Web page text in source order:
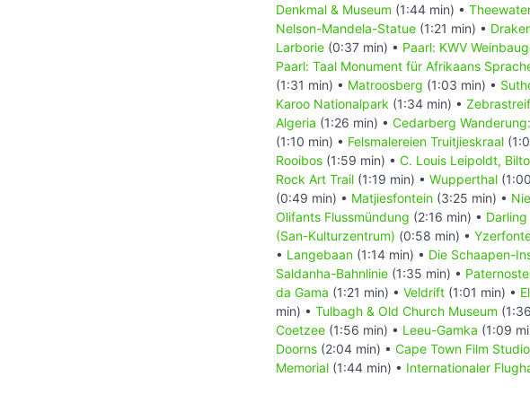
Denkmal & Museum (1:44 min) •
Nelson-Mandela-Statue (1:21 min) •
Larborie (0:37 min) • Paarl: KWV
Paarl: Taal Monument für Afrikaans
(1:31 min) • Matroosberg (1:03 min) •
Karoo Nationalpark (1:34 min) •
Algeria (1:26 min) • Cedarberg
(1:10 min) • Felsmalereien Truitjieskraal
Rooibos (1:59 min) • C. Louis Leipoldt,
Rock Art Trail (1:19 min) • Wupperthal
(0:49 min) • Matjiesfontein (3:25 min) •
Olifants Flussmündung (2:16 min) •
(San-Kulturzentrum) (0:58 min) •
• Langebaan (1:14 min) • Die Schaapen-
Saldanha-Bahnlinie (1:35 min) •
da Gama (1:21 min) • Veldrift (1:01 min) •
min) • Tulbagh & Old Church Museum
Coetzee (1:56 min) • Leeu-Gamka (1:09
Doorns (2:04 min) • Cape Town Film
Memorial (1:44 min) • Internationaler